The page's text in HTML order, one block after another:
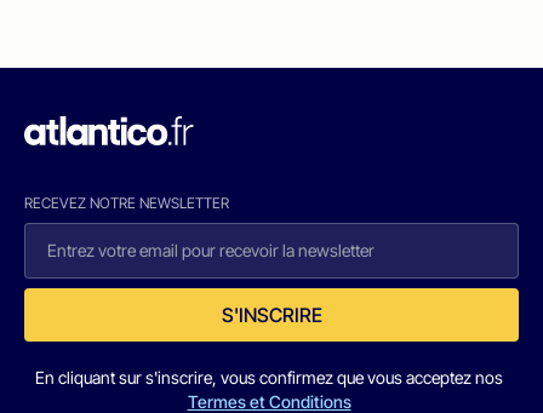
RECEVEZ NOTRE NEWSLETTER
S'INSCRIRE
En cliquant sur s'inscrire, vous confirmez que vous acceptez nos
Termes et Conditions